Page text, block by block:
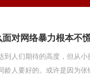
对网络暴力根本不
到人们期待的高度，但从
龄人要好的。或许是因为